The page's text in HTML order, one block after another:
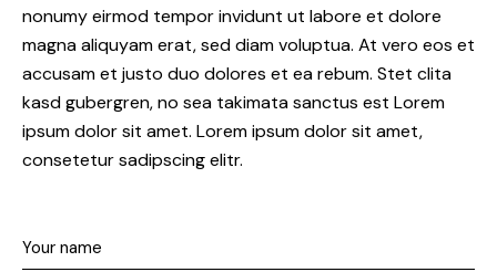
nonumy eirmod tempor invidunt ut labore et dolore
magna aliquyam erat, sed diam voluptua. At vero eos et
accusam et justo duo dolores et ea rebum. Stet clita
kasd gubergren, no sea takimata sanctus est Lorem
ipsum dolor sit amet. Lorem ipsum dolor sit amet,
consetetur sadipscing elitr.